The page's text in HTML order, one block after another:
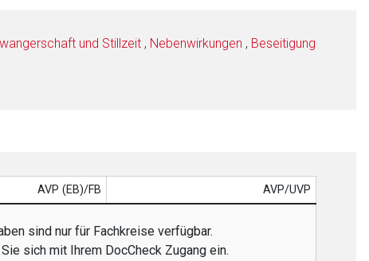
und Stillzeit , Nebenwirkungen , Beseitigung
AVP (EB)/FB AVP/UVP
sind nur für Fachkreise verfügbar.
sich mit Ihrem DocCheck Zugang ein.